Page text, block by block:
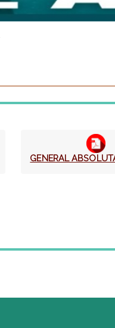
GENERAL